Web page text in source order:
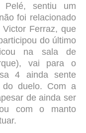
sentiu um
foi relacionado
Ferraz, que
do último
na sala de
vai para o
4 ainda sente
duelo. Com a
de ainda ser
com o manto